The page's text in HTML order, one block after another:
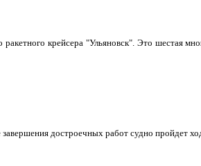
крейсера "Ульяновск". Это шестая
достроечных работ судно пройдет